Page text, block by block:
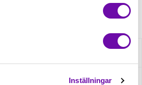
Inställningar